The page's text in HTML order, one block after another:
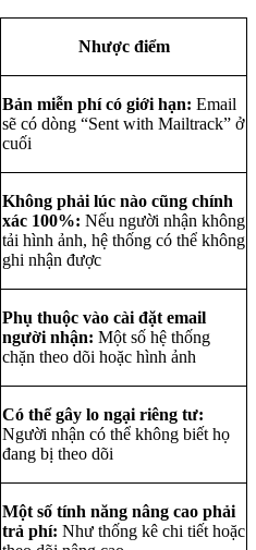
Nhược điểm
Bản miễn phí có giới hạn: Email
sẽ có dòng “Sent with Mailtrack” ở
cuối
Không phải lúc nào cũng chính
xác 100%: Nếu người nhận không
tải hình ảnh, hệ thống có thể không
ghi nhận được
Phụ thuộc vào cài đặt email
người nhận: Một số hệ thống
chặn theo dõi hoặc hình ảnh
Có thể gây lo ngại riêng tư:
Người nhận có thể không biết họ
đang bị theo dõi
Một số tính năng nâng cao phải
trả phí: Như thống kê chi tiết hoặc